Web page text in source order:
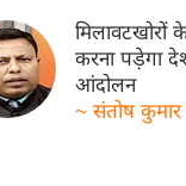
मिलावटखोरों
करना पड़ेगा
आंदोलन
~ संतोष